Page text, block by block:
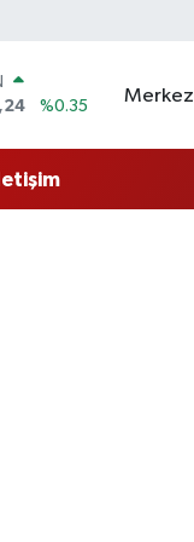
%0.18
Merkez
İletişim